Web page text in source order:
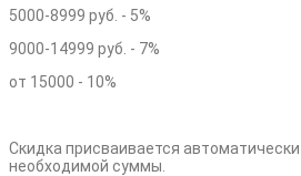
5000-8999 руб. - 5%
9000-14999 руб. - 7%
от 15000 - 10%
Скидка присваивается
необходимой суммы.